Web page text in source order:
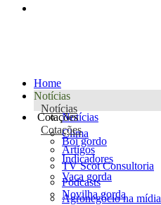
Home
Notícias
Notícias
Notícias
Clima
Artigos
TV Scot Consultoria
Podcasts
Agronegócio na mídia
Cotações
Cotações
Boi gordo
Indicadores
Vaca gorda
Novilha gorda